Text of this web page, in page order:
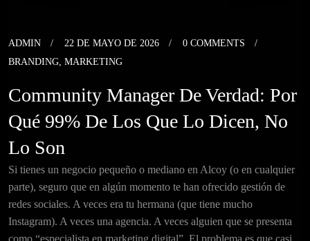
ADMIN 22 DE MAYO DE 2026
0 COMMENTS
BRANDING, MARKETING
Community Manager De Verdad: Por
Qué 99% De Los Que Lo Dicen, No
Lo Son
Si tienes un negocio pequeño o mediano en Alcoy (o en cualquier
parte), seguro que en algún momento te han ofrecido gestión de
redes sociales. A veces era tu hermana (que tiene mucho
Instagram). A veces una agencia. A veces alguien que se presenta
como “especialista en marketing digital”. El problema es que casi